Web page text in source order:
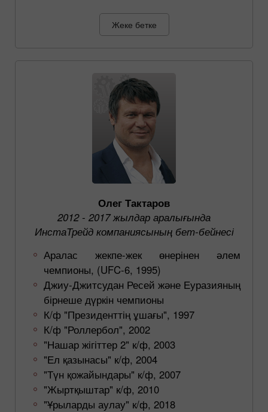
Жеке бетке
Олег Тактаров
2012 - 2017 жылдар аралығында
ИнстаТрейд компаниясының бет-бейнесі
Аралас жекпе-жек өнерінен әлем
чемпионы, (UFC-6, 1995)
Джиу-Джитсудан Ресей және Еуразияның
бірнеше дүркін чемпионы
К/ф "Президенттің ұшағы", 1997
К/ф "Роллербол", 2002
"Нашар жігіттер 2" к/ф, 2003
"Ел қазынасы" к/ф, 2004
"Түн қожайындары" к/ф, 2007
"Жыртқыштар" к/ф, 2010
"Ұрыларды аулау" к/ф, 2018